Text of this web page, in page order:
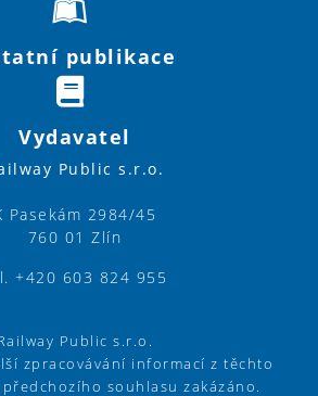
publikace
Vydavatel
Public s.r.o.
Pasekám 2984/45
760 01 Zlín
+420 603 824 955
Public s.r.o.
zpracovávání informací z těchto
souhlasu zakázáno.